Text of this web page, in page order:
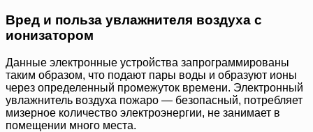
Вред и польза увлажнителя воздуха с
ионизатором
Данные электронные устройства запрограммированы
таким образом, что подают пары воды и образуют ионы
через определенный промежуток времени. Электронный
увлажнитель воздуха пожаро — безопасный, потребляет
мизерное количество электроэнергии, не занимает в
помещении много места.